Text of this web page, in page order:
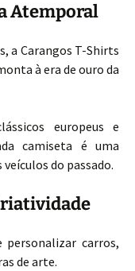
Atemporal
a Carangos T-Shirts
à era de ouro da
europeus e
camiseta é uma
do passado.
carros,
de arte.